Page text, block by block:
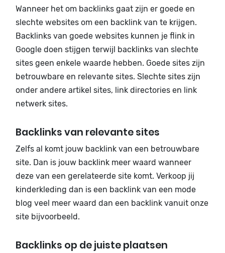
Wanneer het om backlinks gaat zijn er goede en
slechte websites om een backlink van te krijgen.
Backlinks van goede websites kunnen je flink in
Google doen stijgen terwijl backlinks van slechte
sites geen enkele waarde hebben. Goede sites zijn
betrouwbare en relevante sites. Slechte sites zijn
onder andere artikel sites, link directories en link
netwerk sites.
Backlinks van relevante sites
Zelfs al komt jouw backlink van een betrouwbare
site. Dan is jouw backlink meer waard wanneer
deze van een gerelateerde site komt. Verkoop jij
kinderkleding dan is een backlink van een mode
blog veel meer waard dan een backlink vanuit onze
site bijvoorbeeld.
Backlinks op de juiste plaatsen